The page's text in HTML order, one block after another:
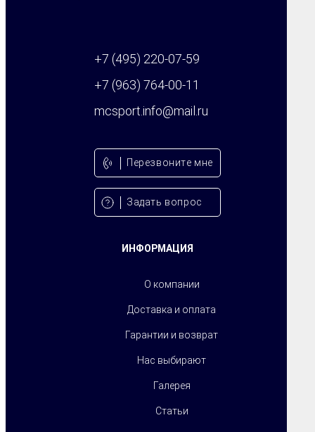
ИНФОРМАЦИЯ
О компании
Доставка и оплата
Гарантии и возврат
Нас выбирают
Галерея
Статьи
+7 (495) 220-07-59
+7 (963) 764-00-11
mcsport.info@mail.ru
Перезвонитe мне
Задать вопрос